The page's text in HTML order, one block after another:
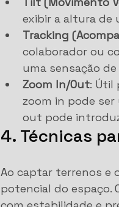
exibir a altura de
Tracking
colaborador ou
uma sensação
Zoom In/Out: Útil
zoom in pode
out pode
4. Técnicas
Ao captar terrenos e
potencial do espaço.